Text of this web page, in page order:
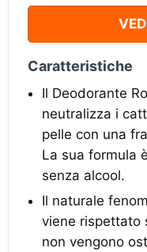
Caratteristiche
Il Deodorante
neutralizza i
pelle con una
La sua formula
senza alcool.
Il naturale
viene rispettato
non vengono